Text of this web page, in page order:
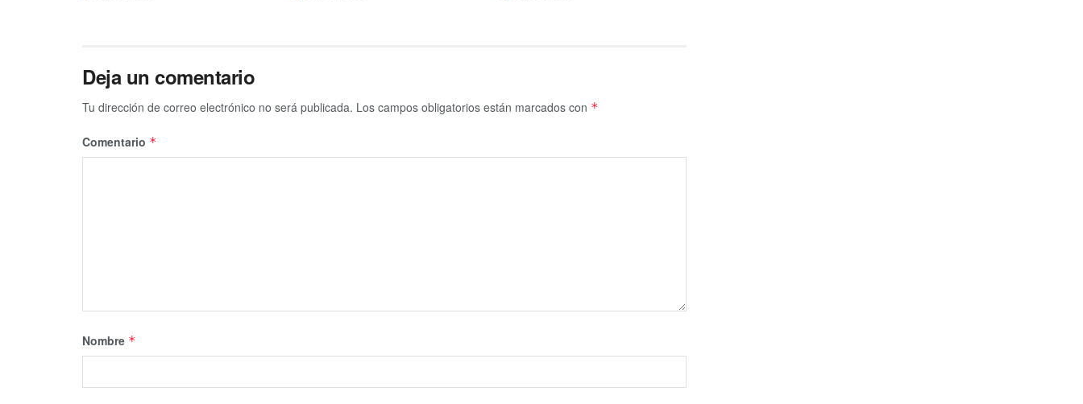
Deja un comentario
Tu dirección de correo electrónico no será publicada. Los campos obligatorios están marcados con *
Comentario *
Nombre *